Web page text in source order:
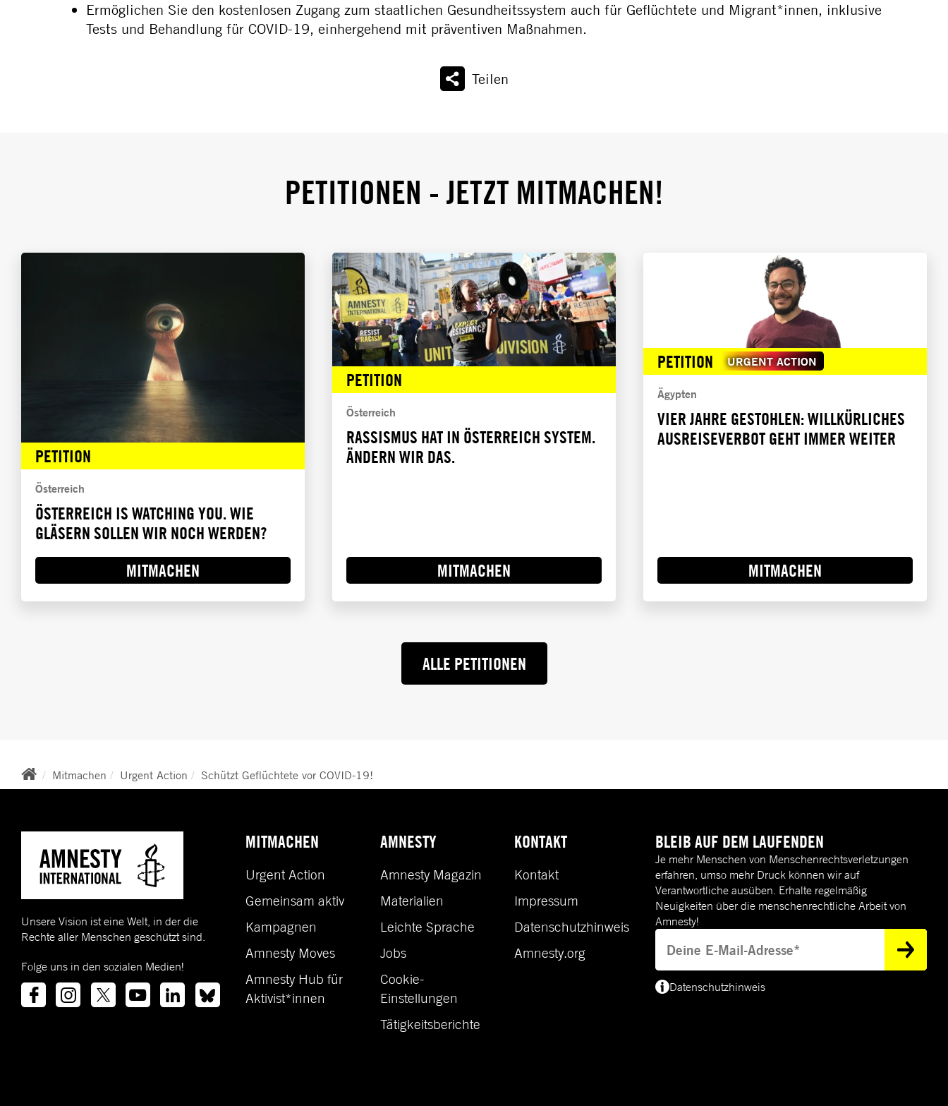
Ermöglichen Sie den kostenlosen Zugang zum staatlichen Gesundheitssystem auch für Geflüchtete und Migrant*innen, inklusive
Tests und Behandlung für COVID-19, einhergehend mit präventiven Maßnahmen.
Teilen
PETITIONEN - JETZT MITMACHEN!
PETITION
Österreich
ÖSTERREICH IS WATCHING YOU. WIE
GLÄSERN SOLLEN WIR NOCH WERDEN?
MITMACHEN
PETITION
Österreich
RASSISMUS HAT IN ÖSTERREICH SYSTEM.
ÄNDERN WIR DAS.
MITMACHEN
PETITION URGENT ACTION
Ägypten
VIER JAHRE GESTOHLEN: WILLKÜRLICHES
AUSREISEVERBOT GEHT IMMER WEITER
MITMACHEN
ALLE PETITIONEN
BREADCRUMB
Mitmachen Urgent Action Schützt Geflüchtete vor COVID-19!
Unsere Vision ist eine Welt, in der die
Rechte aller Menschen geschützt sind.
Folge uns in den sozialen Medien!
MITMACHEN
Urgent Action
Gemeinsam aktiv
Kampagnen
Amnesty Moves
Amnesty Hub für
Aktivist*innen
AMNESTY
Amnesty Magazin
Materialien
Leichte Sprache
Jobs
Cookie-
Einstellungen
Tätigkeitsberichte
KONTAKT
Kontakt
Impressum
Datenschutzhinweis
Amnesty.org
BLEIB AUF DEM LAUFENDEN
Je mehr Menschen von Menschenrechtsverletzungen
erfahren, umso mehr Druck können wir auf
Verantwortliche ausüben. Erhalte regelmäßig
Neuigkeiten über die menschenrechtliche Arbeit von
Amnesty!
Datenschutzhinweis